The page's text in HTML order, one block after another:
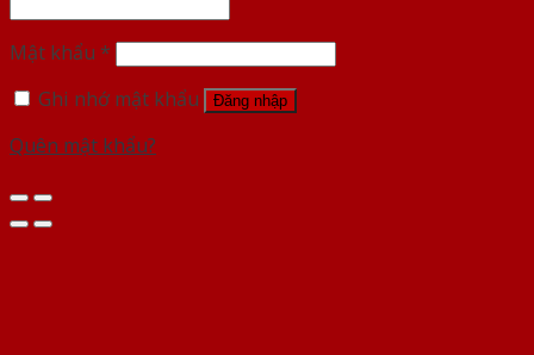
Mật khẩu *
Ghi nhớ mật khẩu
Đăng nhập
Quên mật khẩu?